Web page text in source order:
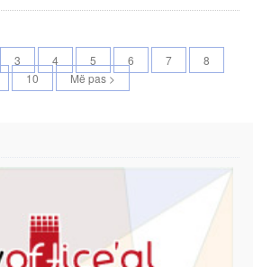
3 4 5 6 7
8
10 Më pas >